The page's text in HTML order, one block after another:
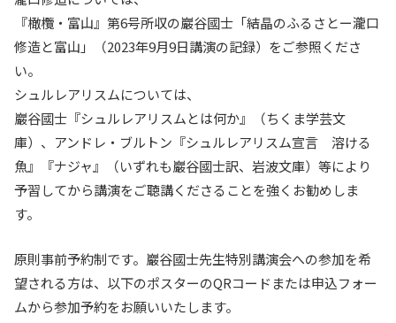
『橄欖・富山』第6号所収の巖谷國士「結晶のふるさとー瀧口
修造と富山」（2023年9月9日講演の記録）をご参照くださ
い。
シュルレアリスムについては、
巖谷國士『シュルレアリスムとは何か』（ちくま学芸文
庫）、アンドレ・ブルトン『シュルレアリスム宣言 溶ける
魚』『ナジャ』（いずれも巖谷國士訳、岩波文庫）等により
予習してから講演をご聴講くださることを強くお勧めしま
す。
原則事前予約制です。巖谷國士先生特別講演会への参加を希
望される方は、以下のポスターのQRコードまたは申込フォー
ムから参加予約をお願いいたします。